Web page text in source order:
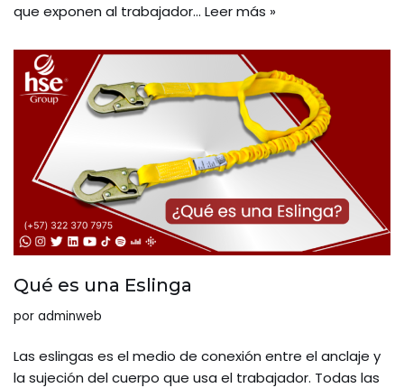
que exponen al trabajador… Leer más »
Qué es una Eslinga
por adminweb
Las eslingas es el medio de conexión entre el anclaje y
la sujeción del cuerpo que usa el trabajador. Todas las